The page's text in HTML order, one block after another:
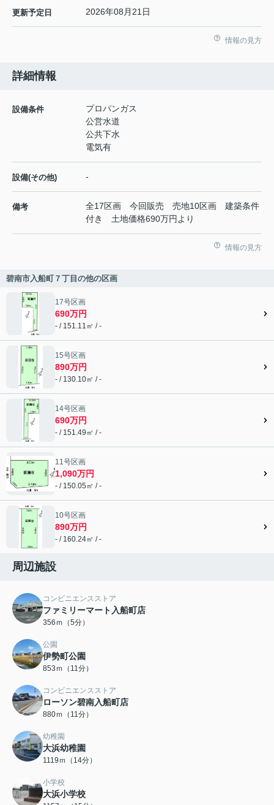
更新予定日 2026年08月21日
情報の見方
詳細情報
設備条件
プロパンガス
公営水道
公共下水
電気有
設備(その他) -
備考
全17区画 今回販売 売地10区画 建築条件
付き 土地価格690万円より
情報の見方
碧南市入船町７丁目の他の区画
17号区画
690万円
- / 151.11㎡ / -
15号区画
890万円
- / 130.10㎡ / -
14号区画
690万円
- / 151.49㎡ / -
11号区画
1,090万円
- / 150.05㎡ / -
10号区画
890万円
- / 160.24㎡ / -
周辺施設
コンビニエンスストア
ファミリーマート入船町店
356ｍ（5分）
公園
伊勢町公園
853ｍ（11分）
コンビニエンスストア
ローソン碧南入船町店
880ｍ（11分）
幼稚園
大浜幼稚園
1119ｍ（14分）
小学校
大浜小学校